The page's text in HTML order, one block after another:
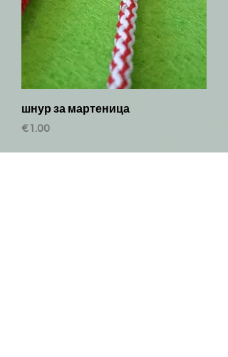
шнур за мартеница
Price
€1.00